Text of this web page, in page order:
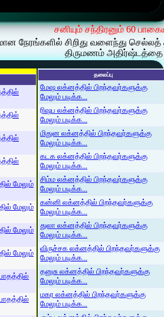
சனியும் சந்திரனும் 60
நேரங்களில் சிறிது வளைந்து
திருமணம் அதிர்ஷ்டத்தை
மேலும்
மேலும்
மேலும்
மேலும்
தலைப்பு
மேஷ லக்னத்தில் பிறந்தவர்களுக்கு
மேலும் படிக்க...
ரிஷப லக்னத்தில் பிறந்தவர்களுக்கு
மேலும் படிக்க...
மிதுன லக்னத்தில் பிறந்தவர்களுக்கு
மேலும் படிக்க...
கடக லக்னத்தில் பிறந்தவர்களுக்கு
மேலும் படிக்க...
சிம்ம லக்னத்தில் பிறந்தவர்களுக்கு
மேலும் படிக்க...
கன்னி லக்னத்தில் பிறந்தவர்களுக்கு
மேலும் படிக்க...
துலா லக்னத்தில் பிறந்தவர்களுக்கு
மேலும் படிக்க...
விருச்சக லக்னத்தில் பிறந்தவர்களுக்கு
மேலும் படிக்க...
தனுசு லக்னத்தில் பிறந்தவர்களுக்கு
மேலும் படிக்க...
மகர லக்னத்தில் பிறந்தவர்களுக்கு
மேலும் படிக்க...